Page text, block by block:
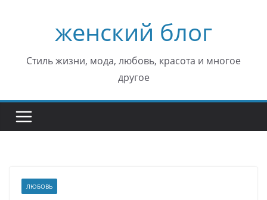
содержимомуженский блог
Стиль жизни, мода, любовь, красота и многое
другое
ЛЮБОВЬ